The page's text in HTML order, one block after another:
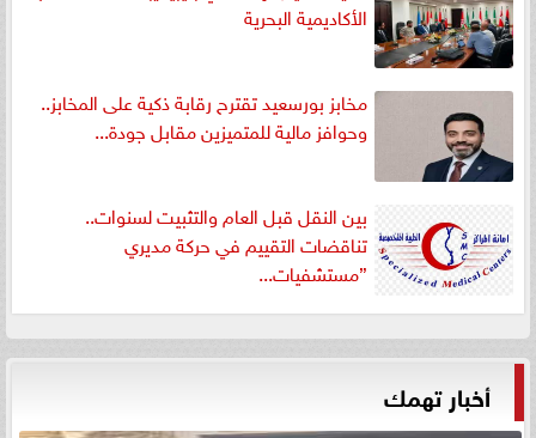
الأكاديمية البحرية
مخابز بورسعيد تقترح رقابة ذكية على المخابز..
وحوافز مالية للمتميزين مقابل جودة...
بين النقل قبل العام والتثبيت لسنوات..
تناقضات التقييم في حركة مديري
”مستشفيات...
أخبار تهمك